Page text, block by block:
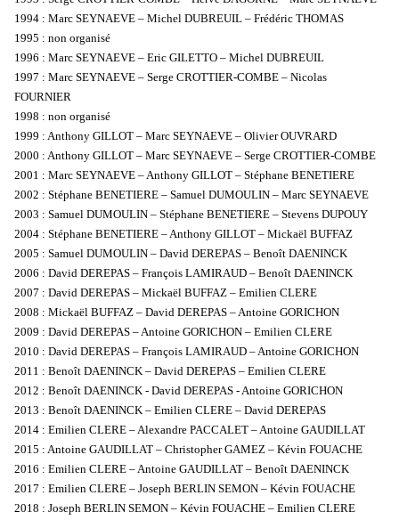
1994 : Marc SEYNAEVE – Michel DUBREUIL – Frédéric THOMAS
1995 : non organisé
1996 : Marc SEYNAEVE – Eric GILETTO – Michel DUBREUIL
1997 : Marc SEYNAEVE – Serge CROTTIER-COMBE – Nicolas
FOURNIER
1998 : non organisé
1999 : Anthony GILLOT – Marc SEYNAEVE – Olivier OUVRARD
2000 : Anthony GILLOT – Marc SEYNAEVE – Serge CROTTIER-COMBE
2001 : Marc SEYNAEVE – Anthony GILLOT – Stéphane BENETIERE
2002 : Stéphane BENETIERE – Samuel DUMOULIN – Marc SEYNAEVE
2003 : Samuel DUMOULIN – Stéphane BENETIERE – Stevens DUPOUY
2004 : Stéphane BENETIERE – Anthony GILLOT – Mickaël BUFFAZ
2005 : Samuel DUMOULIN – David DEREPAS – Benoît DAENINCK
2006 : David DEREPAS – François LAMIRAUD – Benoît DAENINCK
2007 : David DEREPAS – Mickaël BUFFAZ – Emilien CLERE
2008 : Mickaël BUFFAZ – David DEREPAS – Antoine GORICHON
2009 : David DEREPAS – Antoine GORICHON – Emilien CLERE
2010 : David DEREPAS – François LAMIRAUD – Antoine GORICHON
2011 : Benoît DAENINCK – David DEREPAS – Emilien CLERE
2012 : Benoît DAENINCK - David DEREPAS - Antoine GORICHON
2013 : Benoît DAENINCK – Emilien CLERE – David DEREPAS
2014 : Emilien CLERE – Alexandre PACCALET – Antoine GAUDILLAT
2015 : Antoine GAUDILLAT – Christopher GAMEZ – Kévin FOUACHE
2016 : Emilien CLERE – Antoine GAUDILLAT – Benoît DAENINCK
2017 : Emilien CLERE – Joseph BERLIN SEMON – Kévin FOUACHE
2018 : Joseph BERLIN SEMON – Kévin FOUACHE – Emilien CLERE